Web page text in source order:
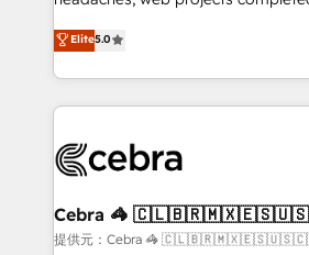
SOC 2 Type II and ISO 27001
our commitment to data security
house team of certified CRM
developers, designers, and
aspects of your HubSpot. ✨ 400+ global clients ✨
100+ seamless migrations from
implementations, and 5,000+ pages
CS: 245% organic growth & +751%
full-funnel HubSpot project ✨ CS:
Elite5.0
Cebra 🦓
提供元：Cebra 🦓